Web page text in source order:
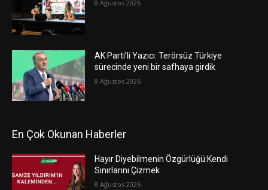
8 Ağustos 2026
AK Parti’li Yazıcı: Terörsüz Türkiye
sürecinde yeni bir safhaya girdik
8 Ağustos 2026
En Çok Okunan Haberler
Hayır Diyebilmenin Özgürlüğü:Kendi
Sınırlarını Çizmek
8 Ağustos 2026